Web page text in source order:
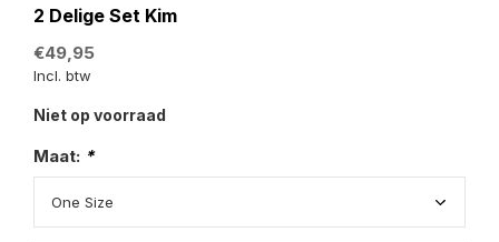
2 Delige Set Kim
€49,95
Incl. btw
Niet op voorraad
Maat: *